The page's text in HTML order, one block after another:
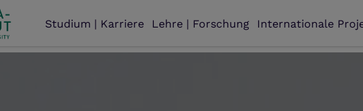
Studium | Karriere Lehre | Forschung Internationale